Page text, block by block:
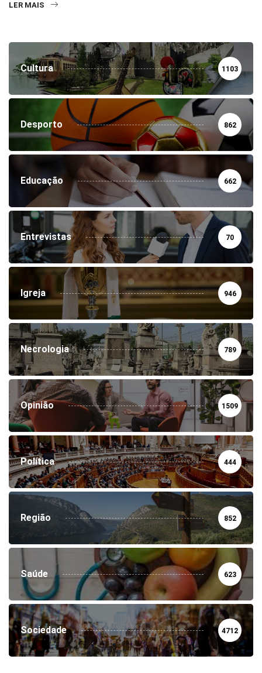
LER MAIS
Cultura 1103
Desporto 862
Educação 662
Entrevistas 70
Igreja 946
Necrologia 789
Opinião 1509
Política 444
Região 852
Saúde 623
Sociedade 4712